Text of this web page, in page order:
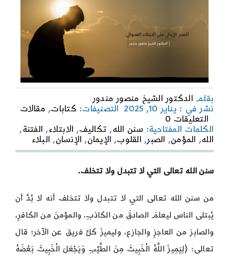
بقلم الدكتور الشيخ منصور مندور
نشر في : يناير 10, 2025
التصنيفات: كتابات, مقالات
التعليقات 0
on
الصبر
الإيماني
على
العدواني
الكلمات المفتاحية: سنن الله, تكاليف, الابتلاء, الفتنة,
الله, المؤمن, الصبر, القلوب, الإيمان, الإنسان, البلاء
سنن الله تعالى التي لا تتبدل ولا تتخلف.
من سنن الله تعالى التي لا تتبدل ولا تتخلف أنه لا بُدَّ أن
يُبتلى الناس ليعلمَ الصادقَ من الكاذبِ، والمؤمنَ من الكافرِ،
والصابرَ من العاجزِ والجازع، وليميزَ كلَّ فريق عن الآخر؛ قال
تعالى: ﴿لِيَمِيزَ اللَّهُ الْخَبِيثَ مِنَ الطَّيِّبِ وَيَجْعَلَ الْخَبِيثَ بَعْضَهُ